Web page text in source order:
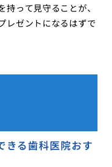
って見守ることが、
レゼントになるはずで
きる歯科医院おす